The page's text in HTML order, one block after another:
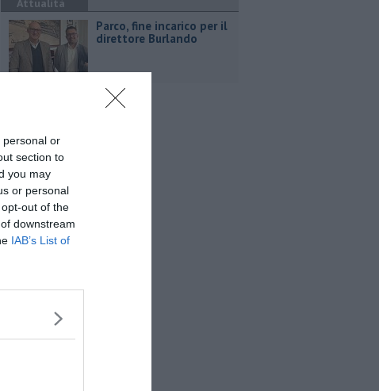
personal or
section to
you may
or personal
out of the
downstream
IAB’s List of
Attualità
Parco, fine incarico per il
direttore Burlando